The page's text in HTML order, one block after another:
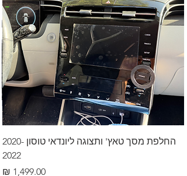
החלפת מסך טאץ' ותצוגה ליונדאי טוסון 2020-
2022
מחיר